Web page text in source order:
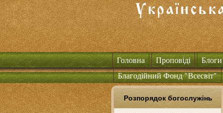
Головна Проповіді Блоги
Благодійний Фонд "Всесвіт"
Розпорядок богослужінь